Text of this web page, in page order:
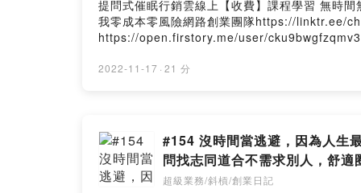
提問式催眠行銷雲線上【收費】課程學習 無時
我零成本零風險網路創業團隊https://linktr.ee/
https://open.firstory.me/user/
2022-11-17 · 21 分
#154 沒時間當逃避，因為人生
問找志同道合不需求別人，舒適
超級業務/斜槓/創業日記